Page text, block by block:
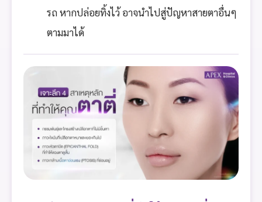
รถ หากปล่อยทิ้งไว้ อาจนำไปสู่ปัญหาสายตาอื่นๆ
ตามมาได้